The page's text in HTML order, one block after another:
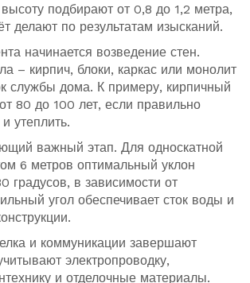
подбирают от 0,8 до 1,2 метра,
делают по результатам изысканий.
начинается возведение стен.
– кирпич, блоки, каркас или монолит
службы дома. К примеру, кирпичный
80 до 100 лет, если правильно
утеплить.
важный этап. Для односкатной
6 метров оптимальный уклон
градусов, в зависимости от
угол обеспечивает сток воды и
и коммуникации завершают
электропроводку,
и отделочные материалы.